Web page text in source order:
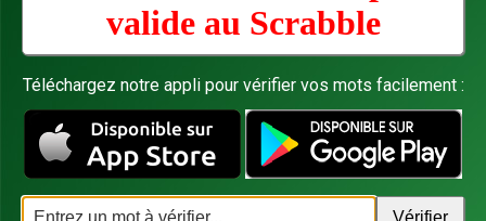
valide au Scrabble
Téléchargez notre appli pour vérifier vos mots facilement :